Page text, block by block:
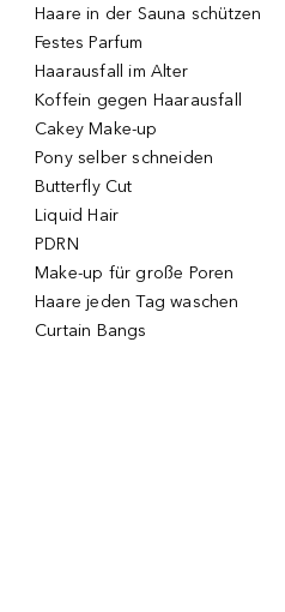
Haare in der Sauna schützen
Festes Parfum
Haarausfall im Alter
Koffein gegen Haarausfall
Cakey Make-up
Pony selber schneiden
Butterfly Cut
Liquid Hair
PDRN
Make-up für große Poren
Haare jeden Tag waschen
Curtain Bangs